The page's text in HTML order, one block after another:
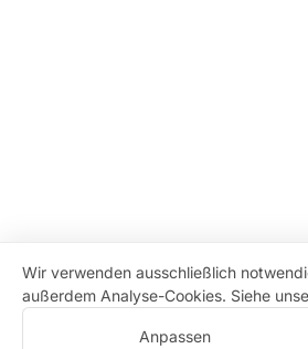
Wir verwenden ausschließlich
außerdem Analyse-Cookies. Siehe
Anpassen